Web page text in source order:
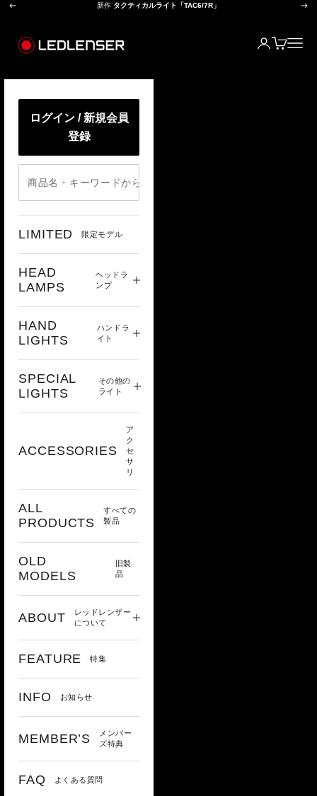
コンテンツへスキップ
前へ 新作 タクティカルライト「TAC6/7R」 次へ
ログイン
カートメニ
ログイン / 新規会員
登録
LIMITED 限定モデル
HEAD
LAMPS
ヘッドラ
ンプ
HAND
LIGHTS
ハンドラ
イト
SPECIAL
LIGHTS
その他の
ライト
ACCESSORIES
ア
ク
セ
サ
リ
ALL
PRODUCTS
すべての
製品
OLD
MODELS
旧製
品
ABOUT
レッドレンザー
について
FEATURE 特集
INFO お知らせ
MEMBER’S
メンバー
ズ特典
FAQ よくある質問